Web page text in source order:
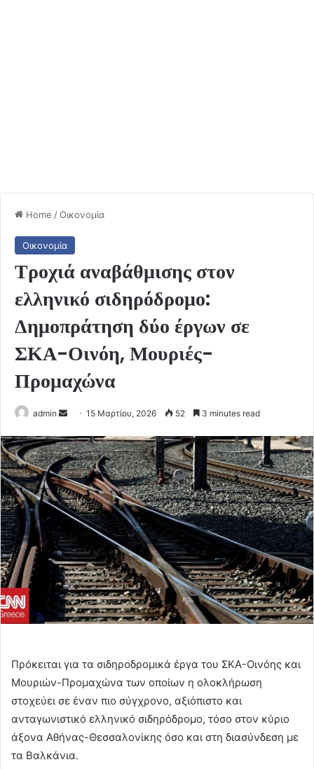
Home /Οικονομία
Οικονομία
Τροχιά αναβάθμισης στον
ελληνικό σιδηρόδρομο:
Δημοπράτηση δύο έργων σε
ΣΚΑ-Οινόη, Μουριές-
Προμαχώνα
admin
Send
email
15 Μαρτίου, 2026 52 3 minutes read
Πρόκειται για τα σιδηροδρομικά έργα του ΣΚΑ-Οινόης και
Μουριών-Προμαχώνα των οποίων η ολοκλήρωση
στοχεύει σε έναν πιο σύγχρονο, αξιόπιστο και
ανταγωνιστικό ελληνικό σιδηρόδρομο, τόσο στον κύριο
άξονα Αθήνας-Θεσσαλονίκης όσο και στη διασύνδεση με
τα Βαλκάνια.